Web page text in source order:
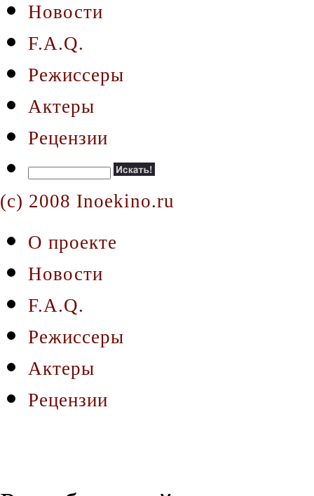
Новости
F.A.Q.
Режиссеры
Актеры
Рецензии
(c) 2008 Inoekino.ru
О проекте
Новости
F.A.Q.
Режиссеры
Актеры
Рецензии